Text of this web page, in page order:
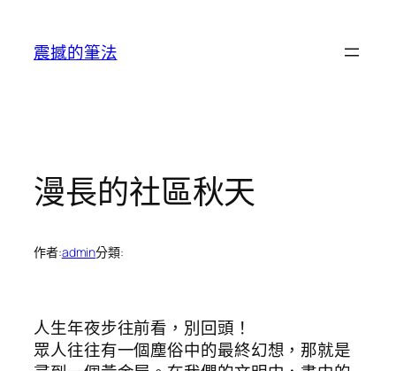
震撼的筆法
漫長的社區秋天
作者:admin分類:
人生年夜步往前看，別回頭！
眾人往往有一個塵俗中的最終幻想，那就是